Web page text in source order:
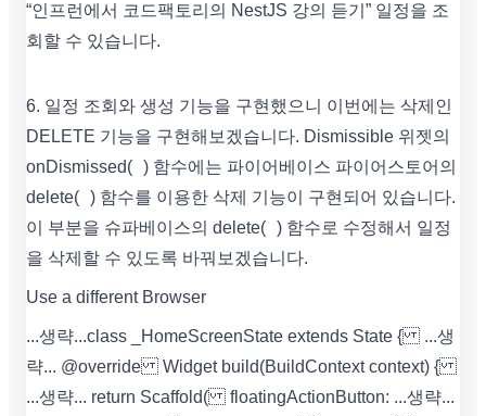
“인프런에서 코드팩토리의 NestJS 강의 듣기” 일정을 조
회할 수 있습니다.
6. 일정 조회와 생성 기능을 구현했으니 이번에는 삭제인
DELETE 기능을 구현해보겠습니다. Dismissible 위젯의
onDismissed( ) 함수에는 파이어베이스 파이어스토어의
delete( ) 함수를 이용한 삭제 기능이 구현되어 있습니다.
이 부분을 슈파베이스의 delete( ) 함수로 수정해서 일정
을 삭제할 수 있도록 바꿔보겠습니다.
Use a different Browser
...생략... class _HomeScreenState extends State { ...생
략... @override Widget build(BuildContext context) {
...생략... return Scaffold( floatingActionButton: ...생략...